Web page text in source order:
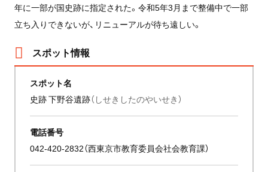
年に一部が国史跡に指定された。令和5年3月まで整備中で一部
立ち入りできないが、リニューアルが待ち遠しい。
スポット情報
スポット名
史跡 下野谷遺跡（しせきしたのやいせき）
電話番号
042-420-2832（西東京市教育委員会社会教育課）